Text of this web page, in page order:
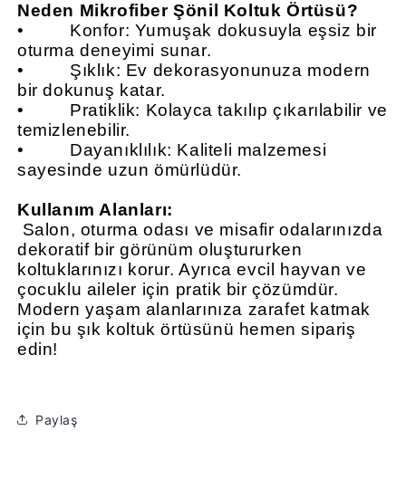
Neden Mikrofiber Şönil Koltuk Örtüsü?
•
Konfor: Yumuşak dokusuyla eşsiz bir
oturma deneyimi sunar.
•
Şıklık: Ev dekorasyonunuza modern
bir dokunuş katar.
•
Pratiklik: Kolayca takılıp çıkarılabilir ve
temizlenebilir.
•
Dayanıklılık: Kaliteli malzemesi
sayesinde uzun ömürlüdür.
Kullanım Alanları:
Salon, oturma odası ve misafir odalarınızda
dekoratif bir görünüm oluştururken
koltuklarınızı korur. Ayrıca evcil hayvan ve
çocuklu aileler için pratik bir çözümdür.
Modern yaşam alanlarınıza zarafet katmak
için bu şık koltuk örtüsünü hemen sipariş
edin!
Paylaş